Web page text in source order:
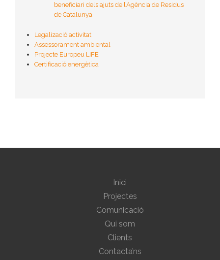
beneficiari dels ajuts de l’Agència de Residus
de Catalunya
Legalizació activitat
Assessorament ambiental
Projecte Europeu LIFE
Certificació energètica
Inici
Projectes
Comunicació
Qui som
Clients
Contacta’ns